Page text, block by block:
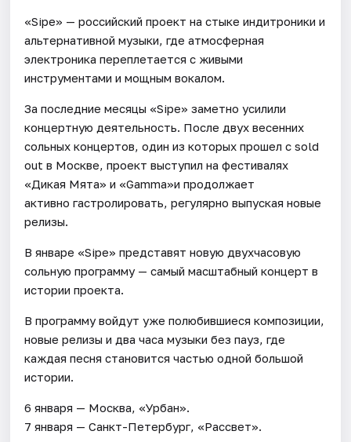
«Sipe» — российский проект на стыке индитроники и
альтернативной музыки, где атмосферная
электроника переплетается с живыми
инструментами и мощным вокалом.
За последние месяцы «Sipe» заметно усилили
концертную деятельность. После двух весенних
сольных концертов, один из которых прошел с sold
out в Москве, проект выступил на фестивалях
«Дикая Мята» и «Gamma»и продолжает
активно гастролировать, регулярно выпуская новые
релизы.
В январе «Sipe» представят новую двухчасовую
сольную программу — самый масштабный концерт в
истории проекта.
В программу войдут уже полюбившиеся композиции,
новые релизы и два часа музыки без пауз, где
каждая песня становится частью одной большой
истории.
6 января — Москва, «Урбан».
7 января — Санкт-Петербург, «Рассвет».